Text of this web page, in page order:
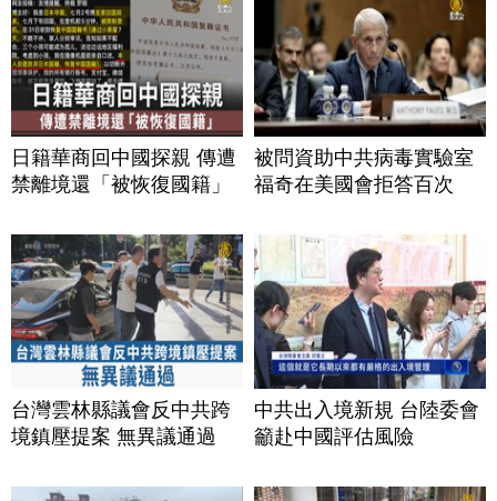
日籍華商回中國探親 傳遭
禁離境還「被恢復國籍」
被問資助中共病毒實驗室
福奇在美國會拒答百次
台灣雲林縣議會反中共跨
境鎮壓提案 無異議通過
中共出入境新規 台陸委會
籲赴中國評估風險